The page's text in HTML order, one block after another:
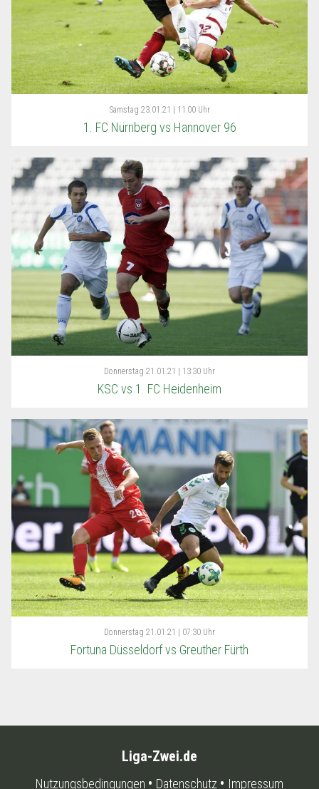
Samstag 23.01.21 | 11:00 Uhr
1. FC Nürnberg vs Hannover 96
Donnerstag 21.01.21 | 13:30 Uhr
KSC vs 1. FC Heidenheim
Donnerstag 21.01.21 | 07:30 Uhr
Fortuna Düsseldorf vs Greuther Fürth
Liga-Zwei.de
Nutzungsbedingungen Datenschutz Impressum